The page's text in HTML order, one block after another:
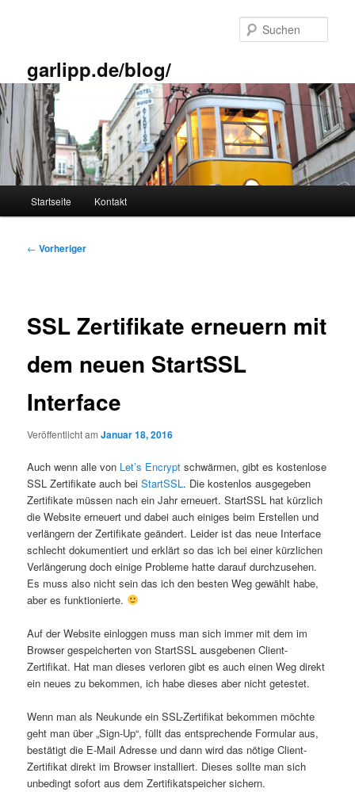
garlipp.de/blog/
Startseite Kontakt
Beitragsnavigation
← Vorheriger
SSL Zertifikate erneuern mit
dem neuen StartSSL
Interface
Veröffentlicht amJanuar 18, 2016
Auch wenn alle von Let’s Encrypt schwärmen, gibt es kostenlose
SSL Zertifikate auch beiStartSSL. Die kostenlos ausgegeben
Zertifikate müssen nach ein Jahr erneuert. StartSSL hat kürzlich
die Website erneuert und dabei auch einiges beim Erstellen und
verlängern der Zertifikate geändert. Leider ist das neue Interface
schlecht dokumentiert und erklärt so das ich bei einer kürzlichen
Verlängerung doch einige Probleme hatte darauf durchzusehen.
Es muss also nicht sein das ich den besten Weg gewählt habe,
aber es funktionierte.
Auf der Website einloggen muss man sich immer mit dem im
Browser gespeicherten von StartSSL ausgebenen Client-
Zertifikat. Hat man dieses verloren gibt es auch einen Weg direkt
ein neues zu bekommen, ich habe dieses aber nicht getestet.
Wenn man als Neukunde ein SSL-Zertifikat bekommen möchte
geht man über „Sign-Up“, füllt das entsprechende Formular aus,
bestätigt die E-Mail Adresse und dann wird das nötige Client-
Zertifikat direkt im Browser installiert. Dieses sollte man sich
unbedingt sofort aus dem Zertifikatspeicher sichern.